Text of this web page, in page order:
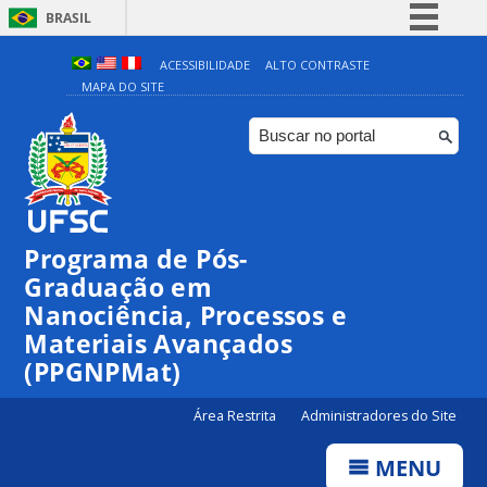
BRASIL
Simplifique!
Comunica BR
Participe
ACESSIBILIDADE
ALTO CONTRASTE
MAPA DO SITE
Programa de Pós-
Graduação em
Nanociência, Processos e
Materiais Avançados
(PPGNPMat)
Área Restrita Administradores do Site
MENU
01:00